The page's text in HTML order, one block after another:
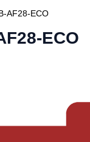
AF28-ECO
ECO